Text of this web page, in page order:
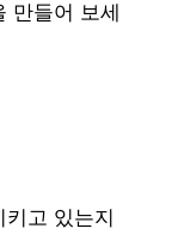
만들어 보세
고 있는지